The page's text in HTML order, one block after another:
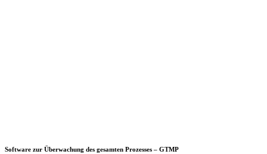
Software zur Überwachung des gesamten Prozesses – GTMP